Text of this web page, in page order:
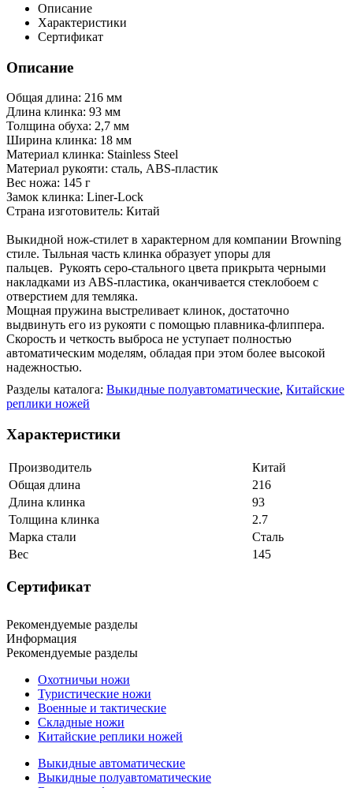
Описание
Характеристики
Сертификат
Описание
Общая длина: 216 мм
Длина клинка: 93 мм
Толщина обуха: 2,7 мм
Ширина клинка: 18 мм
Материал клинка: Stainless Steel
Материал рукояти: сталь, ABS-пластик
Вес ножа: 145 г
Замок клинка: Liner-Lock
Страна изготовитель: Китай
Выкидной нож-стилет в характерном для компании Browning
стиле. Тыльная часть клинка образует упоры для
пальцев. Рукоять серо-стального цвета прикрыта черными
накладками из ABS-пластика, оканчивается стеклобоем с
отверстием для темляка.
Мощная пружина выстреливает клинок, достаточно
выдвинуть его из рукояти с помощью плавника-флиппера.
Скорость и четкость выброса не уступает полностью
автоматическим моделям, обладая при этом более высокой
надежностью.
Разделы каталога: Выкидные полуавтоматические, Китайские
реплики ножей
Характеристики
Производитель
Китай
Общая длина
216
Длина клинка
93
Толщина клинка
2.7
Марка стали
Сталь
Вес
145
Сертификат
Рекомендуемые разделы
Информация
Рекомендуемые разделы
Охотничьи ножи
Туристические ножи
Военные и тактические
Складные ножи
Китайские реплики ножей
Выкидные автоматические
Выкидные полуавтоматические